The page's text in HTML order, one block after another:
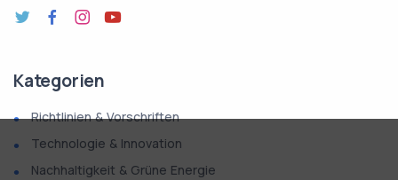
Kategorien
Richtlinien & Vorschriften
Technologie & Innovation
Nachhaltigkeit & Grüne Energie